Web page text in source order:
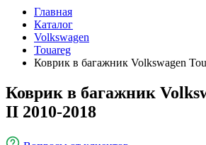
Главная
Каталог
Volkswagen
Touareg
Коврик в багажник Volkswagen
Коврик в багажник
II 2010-2018